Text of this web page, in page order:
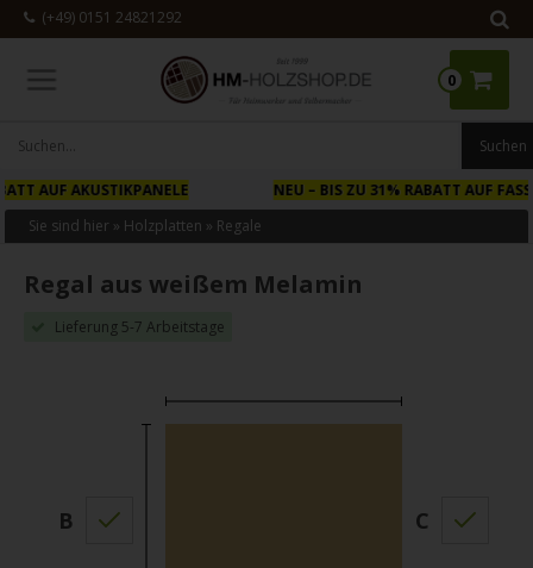
(+49) 0151 24821292
0
NEU– BIS ZU 31% RABATT AUF FASSADENPANELE AUS HOLZ
Sie sind hier » Holzplatten » Regale
Regal aus weißem Melamin
Lieferung 5-7 Arbeitstage
B C